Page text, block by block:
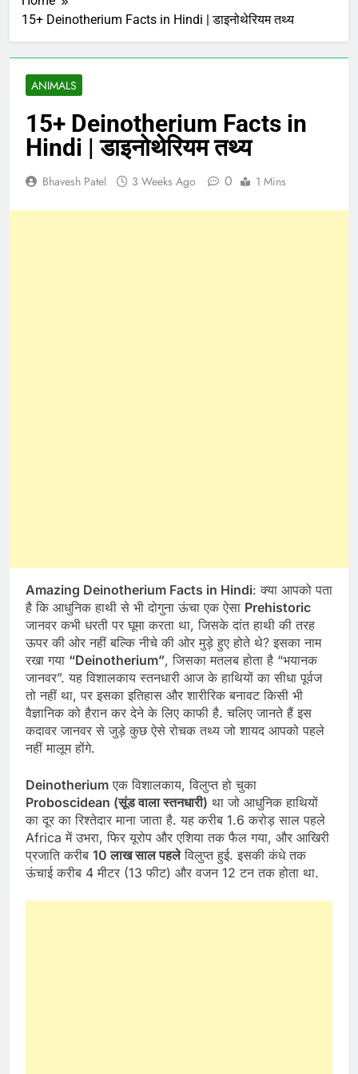
15+ Deinotherium Facts in Hindi | डाइनोथेरियम तथ्य
ANIMALS
15+ Deinotherium Facts in
Hindi | डाइनोथेरियम तथ्य
Bhavesh Patel 3 Weeks Ago 0 1 Mins
Amazing Deinotherium Facts in Hindi: क्या आपको पता
है कि आधुनिक हाथी से भी दोगुना ऊंचा एक ऐसा Prehistoric
जानवर कभी धरती पर घूमा करता था, जिसके दांत हाथी की तरह
ऊपर की ओर नहीं बल्कि नीचे की ओर मुड़े हुए होते थे? इसका नाम
रखा गया “Deinotherium”, जिसका मतलब होता है “भयानक
जानवर”. यह विशालकाय स्तनधारी आज के हाथियों का सीधा पूर्वज
तो नहीं था, पर इसका इतिहास और शारीरिक बनावट किसी भी
वैज्ञानिक को हैरान कर देने के लिए काफी है. चलिए जानते हैं इस
कदावर जानवर से जुड़े कुछ ऐसे रोचक तथ्य जो शायद आपको पहले
नहीं मालूम होंगे.
Deinotherium एक विशालकाय, विलुप्त हो चुका
Proboscidean (सूंड वाला स्तनधारी) था जो आधुनिक हाथियों
का दूर का रिश्तेदार माना जाता है. यह करीब 1.6 करोड़ साल पहले
Africa में उभरा, फिर यूरोप और एशिया तक फैल गया, और आखिरी
प्रजाति करीब 10 लाख साल पहलेविलुप्त हुई. इसकी कंधे तक
ऊंचाई करीब 4 मीटर (13 फीट) और वजन 12 टन तक होता था.